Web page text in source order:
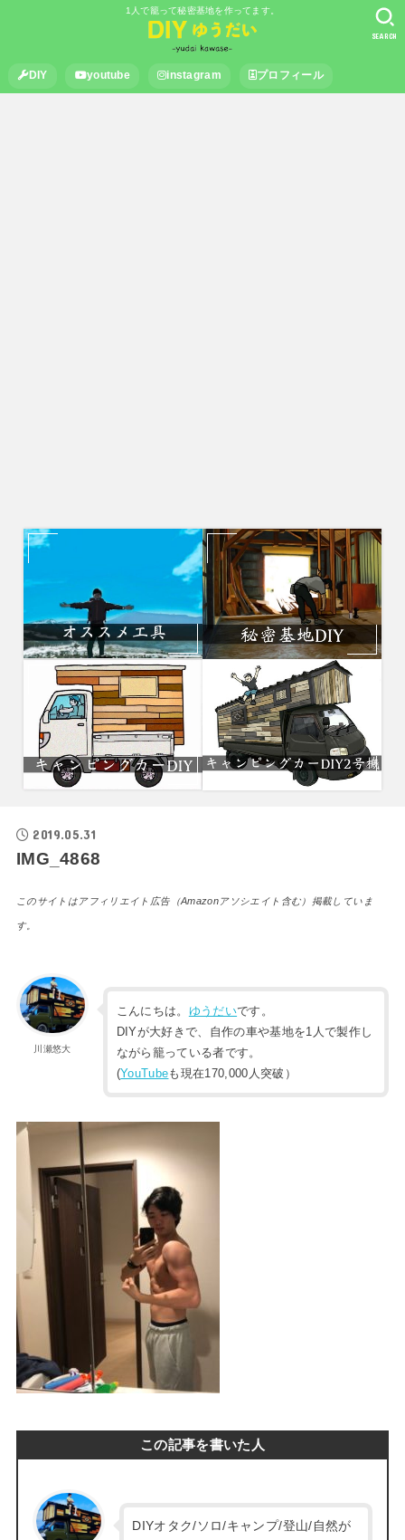
1人で籠って秘密基地を作ってます。
DIY youtube instagram プロフィール
SEARCH
2019.05.31
IMG_4868
このサイトはアフィリエイト広告（Amazonアソシエイト含む）掲載していま
す。
川瀬悠大
こんにちは。 ゆうだいです。
DIYが大好きで、自作の車や基地を1人で製作し
ながら籠っている者です。
(YouTubeも現在170,000人突破）
この記事を書いた人
DIYオタク/ソロ/キャンプ/登山/自然が